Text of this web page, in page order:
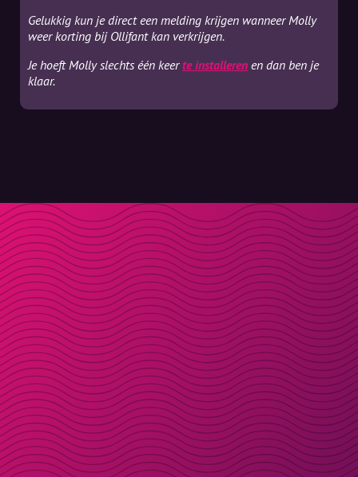
Gelukkig kun je direct een melding krijgen wanneer Molly
weer korting bij Ollifant kan verkrijgen.
Je hoeft Molly slechts één keerte installeren en dan ben je
klaar.